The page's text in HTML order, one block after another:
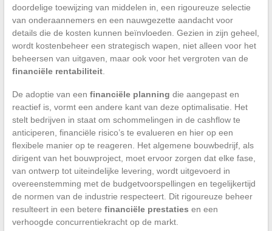
doordelige toewijzing van middelen in, een rigoureuze selectie
van onderaannemers en een nauwgezette aandacht voor
details die de kosten kunnen beïnvloeden. Gezien in zijn geheel,
wordt kostenbeheer een strategisch wapen, niet alleen voor het
beheersen van uitgaven, maar ook voor het vergroten van de
financiële rentabiliteit.
De adoptie van een financiële planning die aangepast en
reactief is, vormt een andere kant van deze optimalisatie. Het
stelt bedrijven in staat om schommelingen in de cashflow te
anticiperen, financiële risico’s te evalueren en hier op een
flexibele manier op te reageren. Het algemene bouwbedrijf, als
dirigent van het bouwproject, moet ervoor zorgen dat elke fase,
van ontwerp tot uiteindelijke levering, wordt uitgevoerd in
overeenstemming met de budgetvoorspellingen en tegelijkertijd
de normen van de industrie respecteert. Dit rigoureuze beheer
resulteert in een betere financiële prestaties en een
verhoogde concurrentiekracht op de markt.